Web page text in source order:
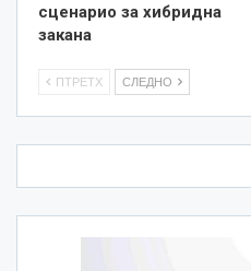
сценарио за хибридна
закана
ПТРЕТХ СЛЕДНО